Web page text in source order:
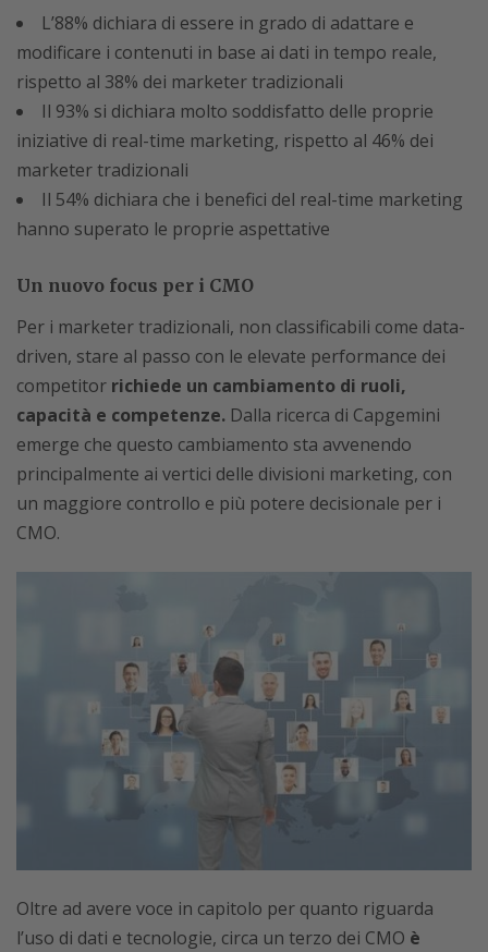
L’88% dichiara di essere in grado di adattare e
modificare i contenuti in base ai dati in tempo reale,
rispetto al 38% dei marketer tradizionali
Il 93% si dichiara molto soddisfatto delle proprie
iniziative di real-time marketing, rispetto al 46% dei
marketer tradizionali
Il 54% dichiara che i benefici del real-time marketing
hanno superato le proprie aspettative
Un nuovo focus per i CMO
Per i marketer tradizionali, non classificabili come data-
driven, stare al passo con le elevate performance dei
competitor richiede un cambiamento di ruoli,
capacità e competenze. Dalla ricerca di Capgemini
emerge che questo cambiamento sta avvenendo
principalmente ai vertici delle divisioni marketing, con
un maggiore controllo e più potere decisionale per i
CMO.
Oltre ad avere voce in capitolo per quanto riguarda
l’uso di dati e tecnologie, circa un terzo dei CMO è